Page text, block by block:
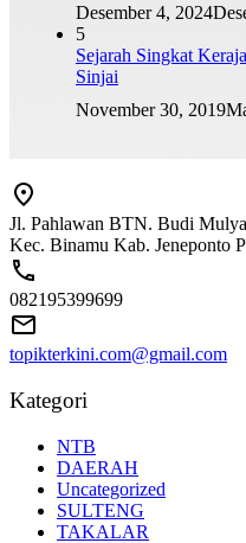
Desember 4, 2024
5
Sejarah Singkat
Sinjai
November 30, 2019
Jl. Pahlawan BTN. Budi
Kec. Binamu Kab. Jeneponto
082195399699
topikterkini.com@gmail.com
Kategori
NTB
DAERAH
Uncategorized
SULTENG
TAKALAR